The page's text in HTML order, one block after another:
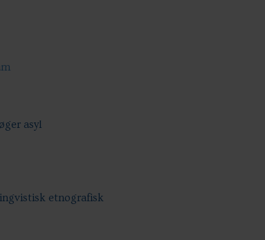
asyl
etnografisk